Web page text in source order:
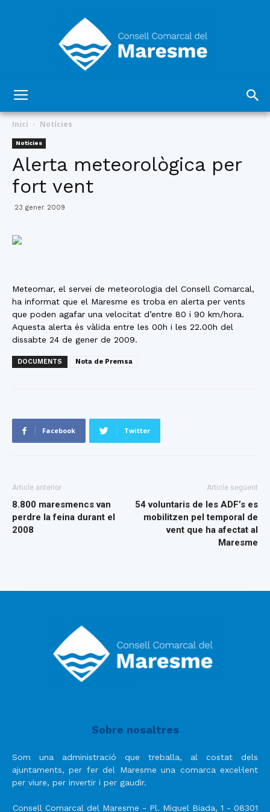
Comarcal
Inici Notícies
Notícies
Alerta meteorològica per
fort vent
23 gener 2009
Meteomar, el servei de meteorologia del Consell Comarcal,
ha informat que el Maresme es troba en alerta per vents
que poden agafar una velocitat d’entre 80 i 90 km/hora.
Aquesta alerta és vàlida entre les 00h i les 22.00h del
dissabte 24 de gener de 2009.
DOCUMENTS Nota de Premsa
Facebook Twitter
Article anterior
8.800 maresmencs van
perdre la feina durant el
2008
Article següent
54 voluntaris de les ADF’s es
mobilitzen pel temporal de
vent que ha afectat al
Maresme
Sobre nosaltres
Som una administració que treballa, al costat dels
ajuntaments, per fer del Maresme una comarca excel·lent
per viure, per invertir i per gaudir.
Consell Comarcal del Maresme - Pl. Miquel Biada, 1 - 08301